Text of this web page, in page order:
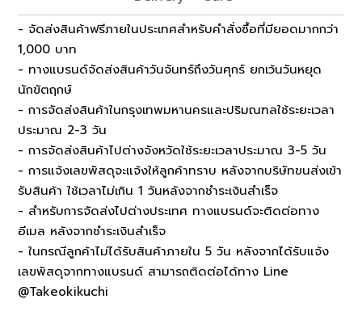
- จัดส่งสินค้าฟรีภายในประเทศสำหรับคำสั่งซื้อที่มียอดมากกว่า
1,000 บาท
- ทางแบรนด์จัดส่งสินค้าวันจันทร์ถึงวันศุกร์ ยกเว้นวันหยุด
นักขัตฤกษ์
- การจัดส่งสินค้าในกรุงเทพมหานครและปริมณฑลใช้ระยะเวลา
ประมาณ 2-3 วัน
- การจัดส่งสินค้าไปต่างจังหวัดใช้ระยะเวลาประมาณ 3-5 วัน
- การแจ้งเลขพัสดุจะแจ้งให้ลูกค้าทราบ หลังจากบริษัทขนส่งเข้า
รับสินค้า ใช้เวลาไม่เกิน 1 วันหลังจากชำระเงินสำเร็จ
- สำหรับการจัดส่งไปต่างประเทศ ทางแบรนด์จะติดต่อทาง
อีเมล หลังจากชำระเงินสำเร็จ
- ในกรณีลูกค้าไม่ได้รับสินค้าภายใน 5 วัน หลังจากได้รับแจ้ง
เลขพัสดุจากทางแบรนด์ สามารถติดต่อได้ทาง Line
@Takeokikuchi